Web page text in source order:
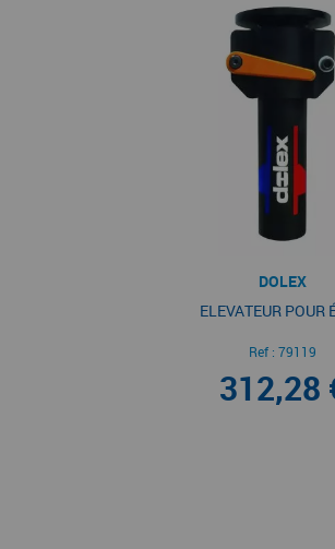
DOLEX
ELEVATEUR POUR
Ref : 79119
312,28